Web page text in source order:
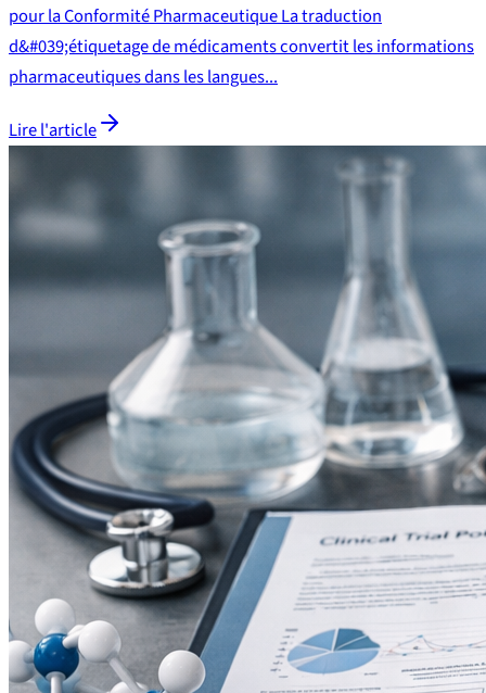
pour la Conformité Pharmaceutique La traduction
d&#039;étiquetage de médicaments convertit les informations
pharmaceutiques dans les langues...
Lire l'article